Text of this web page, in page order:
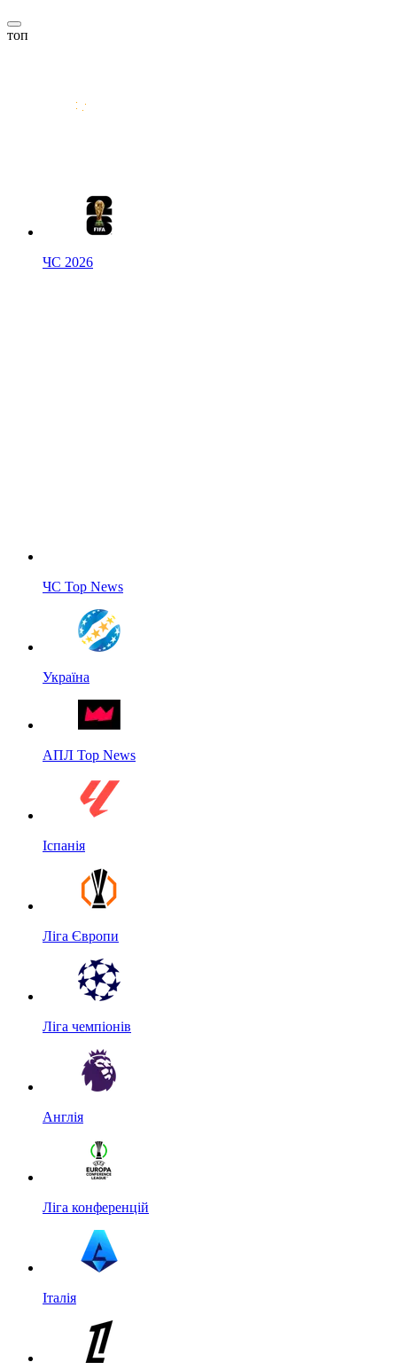
топ
ЧС 2026
ЧС Top News
Україна
АПЛ Top News
Іспанія
Ліга Європи
Ліга чемпіонів
Англія
Ліга конференцій
Італія